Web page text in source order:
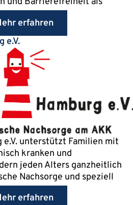
erfahren
e.V.
unterstützt Familien mit
kranken und
jeden Alters ganzheitlich
Nachsorge und speziell
erfahren